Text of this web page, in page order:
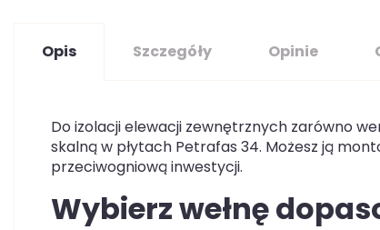
Opis Szczegóły Opinie
Do izolacji elewacji zewnętrznych zarówno
skalną w płytach Petrafas 34. Możesz ją
przeciwogniową inwestycji.
Wybierz wełnę